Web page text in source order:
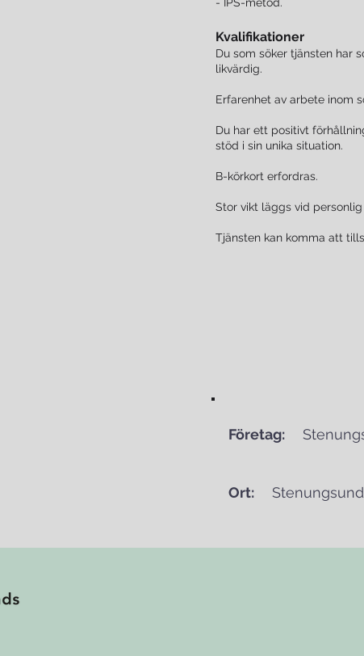
Kvalifikationer
Du som söker tjänsten har
likvärdig.
Erfarenhet av arbete inom
Du har ett positivt
stöd i sin unika situation.
B-körkort erfordras.
Stor vikt läggs vid
Tjänsten kan komma att
Företag:
Ort: Stenungsund